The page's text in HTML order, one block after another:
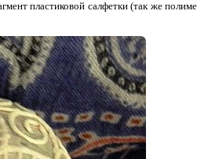
пластиковой салфетки (так же